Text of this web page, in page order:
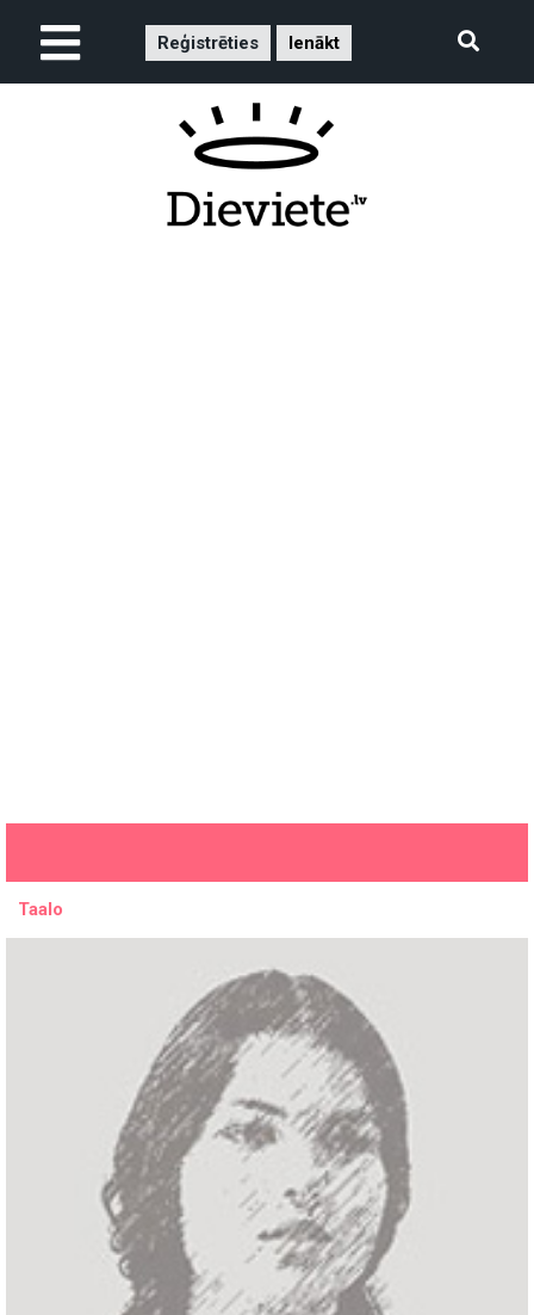
Reģistrēties Ienākt
Taalo